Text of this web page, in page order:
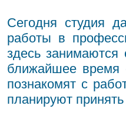
Сегодня студия
работы в
здесь
ближайшее время
познакомят с
планируют